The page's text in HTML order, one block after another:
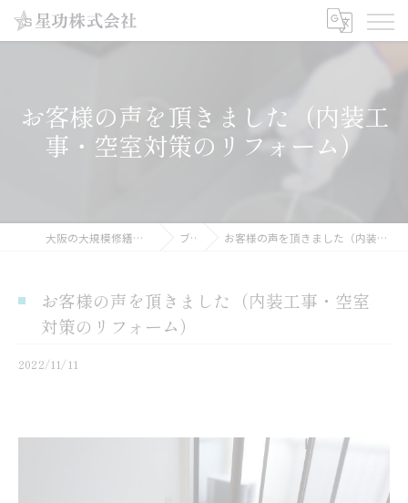
お客様の声を頂きました（内装工
事・空室対策のリフォーム）
大阪の大規模修繕工事なら星功株式会社 ブログ お客様の声を頂きました（内装工事・空室対策のリフォーム）
お客様の声を頂きました（内装工事・空室
対策のリフォーム）
2022/11/11